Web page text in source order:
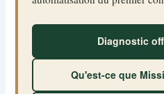
Diagnostic
Qu'est-ce que